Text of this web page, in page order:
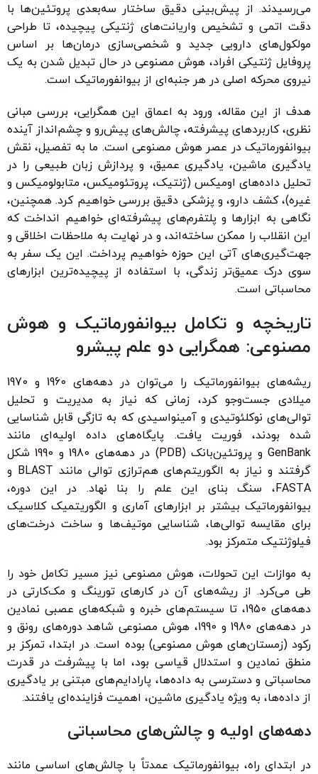
می‌رسیدند. از پیش‌بینی دقیق ساختار سه‌بعدی پروتئین‌ها با
دقت اتمی و تشخیص واریانت‌های ژنتیکی پیچیده، تا طراحی
مولکول‌های دارویی جدید و شخصی‌سازی درمان‌ها بر اساس
پروفایل ژنتیکی افراد، هوش مصنوعی در حال تبدیل شدن به یک
نیروی محرکه اصلی در هر جنبه‌ای از بیوانفورماتیک است.
هدف از این مقاله، ورود به اعماق این همگرایی، بررسی مبانی
نظری، کاربردهای پیشرفته، چالش‌های پیش‌رو و چشم‌انداز آینده
بیوانفورماتیک در عصر هوش مصنوعی است. ما به تفصیل، نقش
یادگیری ماشین، یادگیری عمیق، و پردازش زبان طبیعی را در
تحلیل داده‌های اومیکس (ژنتیک، پروتئومیکس، متابولومیکس و
غیره)، کشف دارو، و پزشکی دقیق بررسی خواهیم کرد. همچنین،
نگاهی به ابزارها و پلتفرم‌های پیشرفته‌ای خواهیم انداخت که
این انقلاب را ممکن ساخته‌اند، و در نهایت به ملاحظات اخلاقی و
جهت‌گیری‌های آتی این حوزه خواهیم پرداخت. این یک سفر به
سوی درک عمیق‌تر زندگی، با استفاده از پیچیده‌ترین ابزارهای
محاسباتی است.
تاریخچه و تکامل بیوانفورماتیک و هوش
مصنوعی: همگرایی دو علم پیشرو
ریشه‌های بیوانفورماتیک را می‌توان در دهه‌های 1960 و 1970
میلادی جست‌وجو کرد، زمانی که نیاز به مدیریت و تحلیل
توالی‌های نوکلئوتیدی و آمینواسیدی که به تازگی قابل شناسایی
شده بودند، فوریت یافت. پایگاه‌های داده اولیه‌ای مانند
GenBank و پروتئین‌بانک (PDB) در دهه‌های 1980 و 1990 شکل
گرفتند و نیاز به الگوریتم‌های هم‌ترازی توالی مانند BLAST و
FASTA، سنگ بنای این علم را بنا نهاد. در این دوره،
بیوانفورماتیک بیشتر بر ابزارهای آماری و الگوریتمیک کلاسیک
برای مقایسه توالی‌ها، شناسایی موتیف‌ها و ساخت درخت‌های
فیلوژنتیک متمرکز بود.
به موازات این تحولات، هوش مصنوعی نیز مسیر تکامل خود را
طی می‌کرد. از ریشه‌های آن در کارهای تورینگ و مک‌کارتی در
دهه‌های 1950، تا سیستم‌های خبره و شبکه‌های عصبی نمادین
در دهه‌های 1980 و 1990، هوش مصنوعی شاهد دوره‌های رونق و
رکود (زمستان‌های هوش مصنوعی) بوده است. در ابتدا، تمرکز بر
منطق نمادین و استدلال قیاسی بود، اما با پیشرفت در قدرت
محاسباتی و دسترسی به داده‌ها، پارادایم‌های مبتنی بر یادگیری
از داده‌ها، به ویژه یادگیری ماشین، اهمیت فزاینده‌ای یافتند.
دهه‌های اولیه و چالش‌های محاسباتی
در ابتدای راه، بیوانفورماتیک عمدتاً با چالش‌های اساسی مانند